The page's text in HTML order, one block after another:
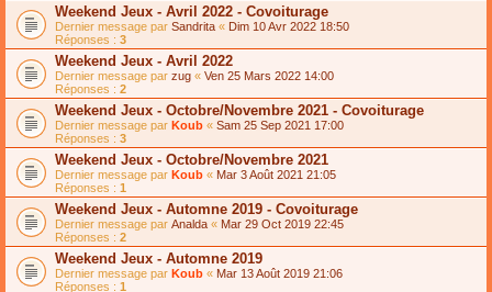
Weekend Jeux - Avril 2022 - Covoiturage
Dernier message par Sandrita « Dim 10 Avr 2022 18:50
Réponses : 3
Weekend Jeux - Avril 2022
Dernier message par zug « Ven 25 Mars 2022 14:00
Réponses : 2
Weekend Jeux - Octobre/Novembre 2021 - Covoiturage
Dernier message par Koub « Sam 25 Sep 2021 17:00
Réponses : 3
Weekend Jeux - Octobre/Novembre 2021
Dernier message par Koub « Mar 3 Août 2021 21:05
Réponses : 1
Weekend Jeux - Automne 2019 - Covoiturage
Dernier message par Analda « Mar 29 Oct 2019 22:45
Réponses : 2
Weekend Jeux - Automne 2019
Dernier message par Koub « Mar 13 Août 2019 21:06
Réponses : 1